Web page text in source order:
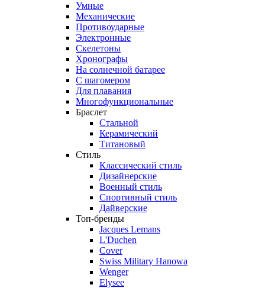
Умные
Механические
Противоударные
Электронные
Скелетоны
Хронографы
На солнечной батарее
С шагомером
Для плавания
Многофункциональные
Браслет
Стальной
Керамический
Титановый
Стиль
Классический стиль
Дизайнерские
Военный стиль
Спортивный стиль
Дайверские
Топ-бренды
Jacques Lemans
L'Duchen
Cover
Swiss Military Hanowa
Wenger
Elysee